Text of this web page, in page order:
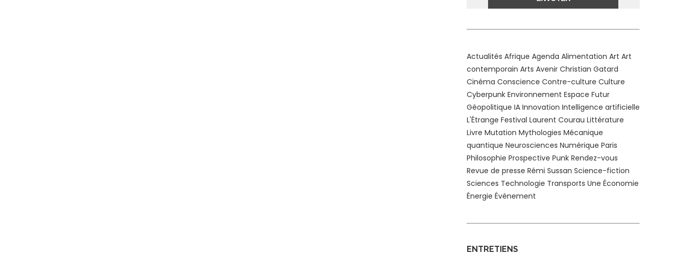
Actualités Afrique Agenda Alimentation Art Art
contemporain Arts Avenir Christian Gatard
Cinéma Conscience Contre-culture Culture
Cyberpunk Environnement Espace Futur
Géopolitique IA Innovation Intelligence artificielle
L'Étrange Festival Laurent Courau Littérature
Livre Mutation Mythologies Mécanique
quantique Neurosciences Numérique Paris
Philosophie Prospective Punk Rendez-vous
Revue de presse Rémi Sussan Science-fiction
Sciences Technologie Transports Une Économie
Énergie Évènement
ENTRETIENS